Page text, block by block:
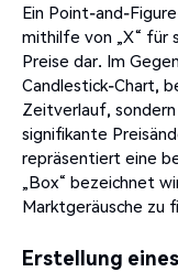
Ein Point-and-
mithilfe von „X“ für
Preise dar. Im
Candlestick-Chart,
Zeitverlauf,
signifikante
repräsentiert eine
„Box“ bezeichnet
Marktgeräusche zu
Erstellung